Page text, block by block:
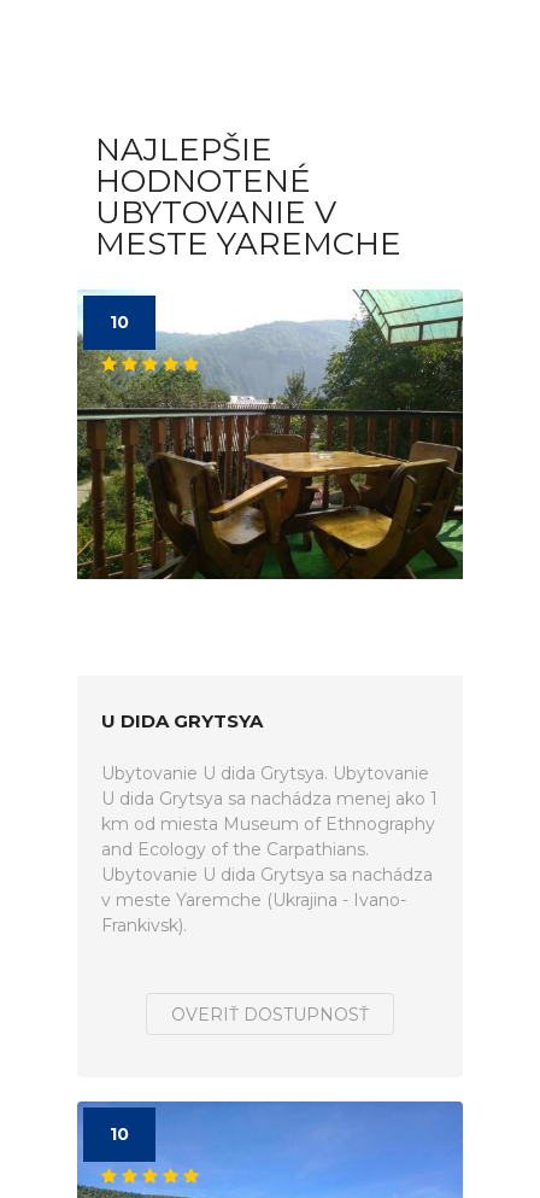
NAJLEPŠIE
HODNOTENÉ
UBYTOVANIE V
MESTE YAREMCHE
10
U DIDA GRYTSYA
Ubytovanie U dida Grytsya. Ubytovanie
U dida Grytsya sa nachádza menej ako 1
km od miesta Museum of Ethnography
and Ecology of the Carpathians.
Ubytovanie U dida Grytsya sa nachádza
v meste Yaremche (Ukrajina - Ivano-
Frankivsk).
OVERIŤ DOSTUPNOSŤ
10